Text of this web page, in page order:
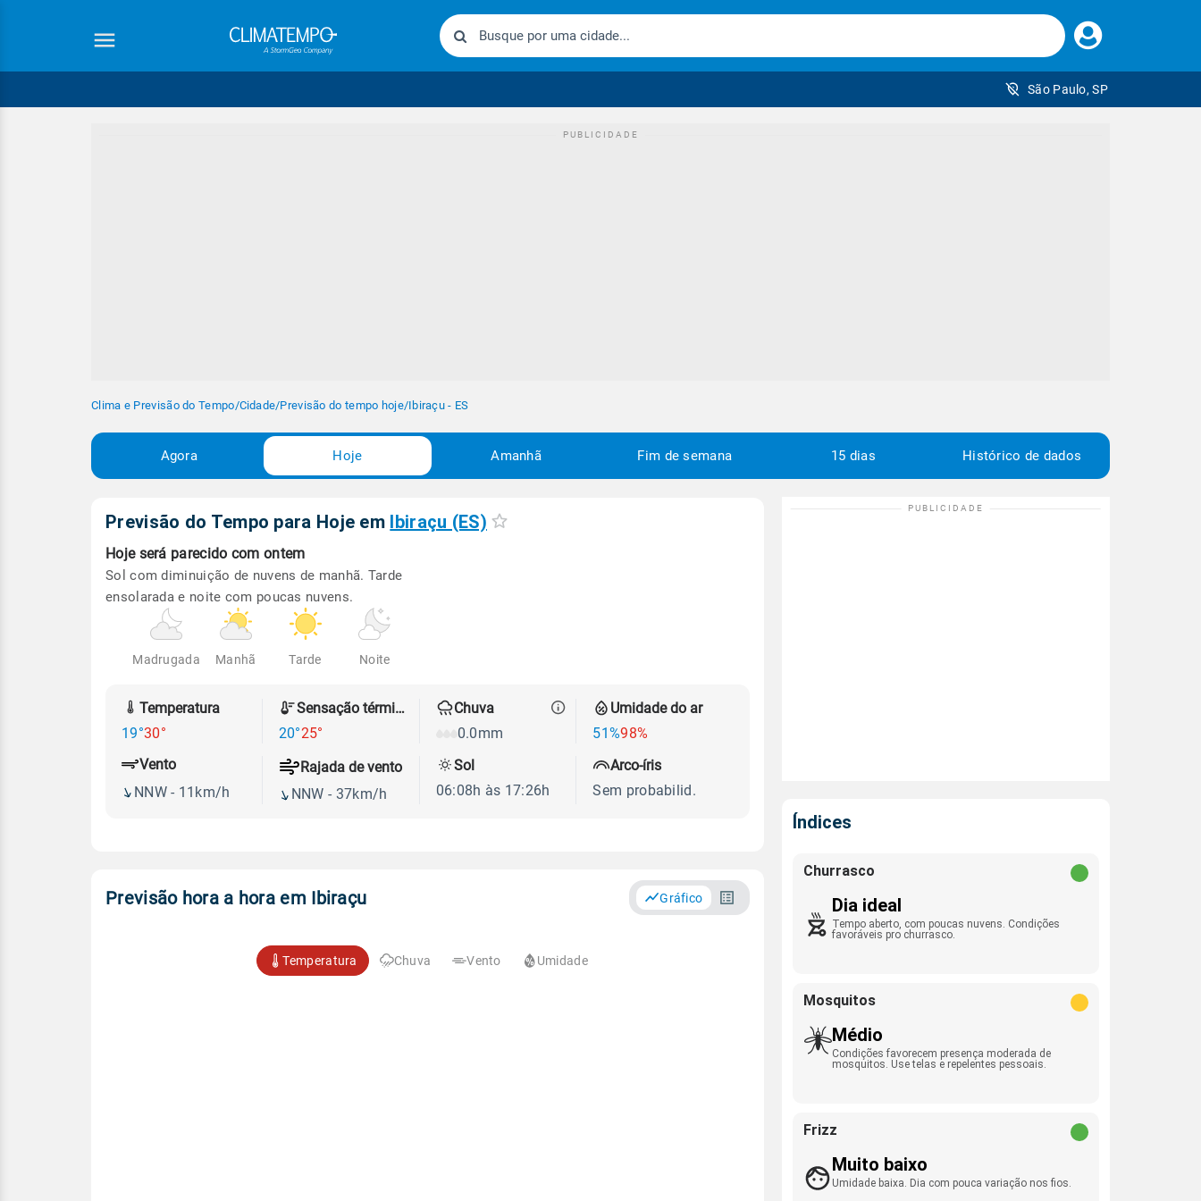
Faça
seu
São Paulo, SP
Clima e Previsão do Tempo/Cidade/Previsão do tempo hoje/Ibiraçu - ES
Agora Hoje Amanhã Fim de semana 15 dias Histórico de dados
Previsão do Tempo para Hoje em Ibiraçu (ES)
Hoje será parecido com ontem
Sol com diminuição de nuvens de manhã. Tarde
ensolarada e noite com poucas nuvens.
Madrugada Manhã Tarde Noite
Temperatura
19°30°
Sensação térmica
20°25°
Chuva
0.0mm
Umidade do ar
51%98%
Vento
NNW - 11km/h
Rajada de vento
NNW - 37km/h
Sol
06:08h às 17:26h
Arco-íris
Sem probabilid.
Previsão hora a hora em Ibiraçu Gráfico
Temperatura Chuva Vento Umidade
Índices
Churrasco
Dia ideal
Tempo aberto, com poucas nuvens. Condições
favoráveis pro churrasco.
Mosquitos
Médio
Condições favorecem presença moderada de
mosquitos. Use telas e repelentes pessoais.
Frizz
Muito baixo
Umidade baixa. Dia com pouca variação nos fios.